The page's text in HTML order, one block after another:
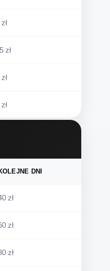
zł
DNI
zł
zł
zł